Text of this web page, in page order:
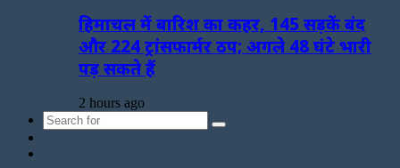
हिमाचल में बारिश का कहर, 145 सड़कें बंद
और 224 ट्रांसफार्मर ठप; अगले 48 घंटे भारी
पड़ सकते हैं
2 hours ago
Search